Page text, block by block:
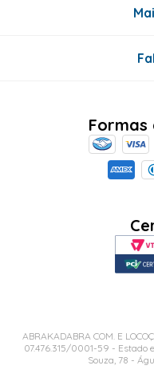
Formas
ABRAKADABRA COM. E
07.476.315/0001-59 - Estado
Souza, 78 -